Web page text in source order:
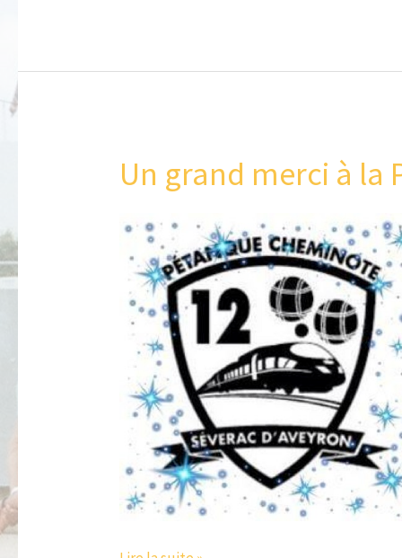
Un grand merci à la
Un
merci
la
Pétanque
Cheminote